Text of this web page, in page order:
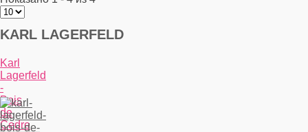
KARL LAGERFELD
Karl
Lagerfeld
-
Bois
de
Cedre